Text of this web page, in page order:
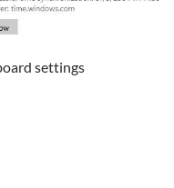
settings